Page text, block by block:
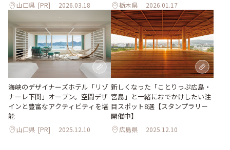
山口県 [PR] 2026.03.18 栃木県 2026.01.17
海峡のデザイナーズホテル「リゾ
ナーレ下関」オープン。空間デザ
インと豊富なアクティビティを堪
能
山口県 [PR] 2025.12.10
新しくなった「ことりっぷ広島・
宮島」と一緒におでかけしたい注
目スポット8選【スタンプラリー
開催中】
広島県 2025.12.10